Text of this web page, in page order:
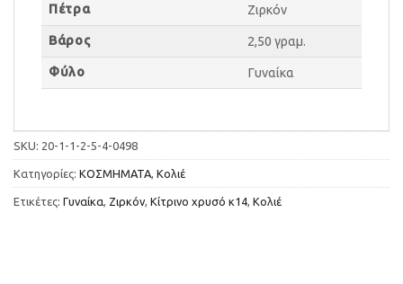
Πέτρα Ζιρκόν
Βάρος 2,50 γραμ.
Φύλο Γυναίκα
SKU: 20-1-1-2-5-4-0498
Κατηγορίες: ΚΟΣΜΗΜΑΤΑ Κολιέ
Ετικέτες: Γυναίκα Ζιρκόν Κίτρινο χρυσό κ14 Κολιέ